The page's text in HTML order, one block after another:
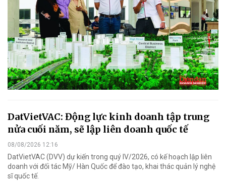
DatVietVAC: Động lực kinh doanh tập trung
nửa cuối năm, sẽ lập liên doanh quốc tế
08/08/2026 12:16
DatVietVAC (DVV) dự kiến trong quý IV/2026, có kế hoạch lập liên
doanh với đối tác Mỹ/ Hàn Quốc để đào tạo, khai thác quản lý nghệ
sĩ quốc tế.